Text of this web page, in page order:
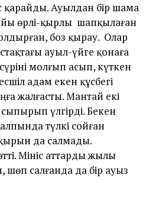
қарайды. Ауылдан бір шама
өрлі-қырлы шапқылаған
боз қырау. Олар
ауыл-үйге қонаға
молғып асып, күткен
адам екен құсбегі
жалғасты. Мантай екі
сыпырып үлгірді. Бекен
түлкі сойған
да салмады.
Мініс аттарды жылы
шөп салғанда да бір ауыз